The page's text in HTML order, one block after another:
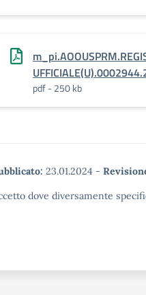
pdf - 250 kb
23.01.2024 -
dove diversamente